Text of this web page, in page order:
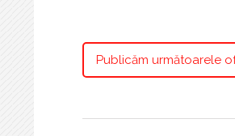
Publicăm următoarele